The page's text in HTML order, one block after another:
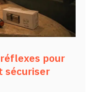
pour
sécuriser